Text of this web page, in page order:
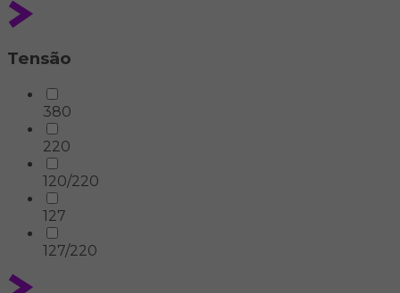
Tensão
380
220
120/220
127
127/220